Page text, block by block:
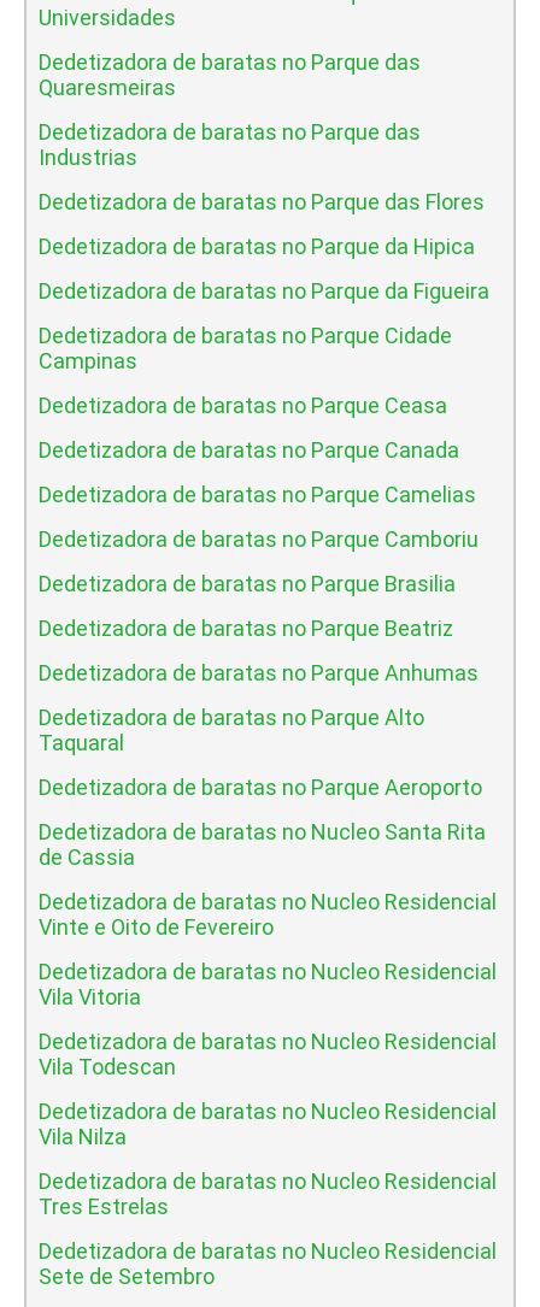
Universidades
Dedetizadora de baratas no Parque das
Quaresmeiras
Dedetizadora de baratas no Parque das
Industrias
Dedetizadora de baratas no Parque das Flores
Dedetizadora de baratas no Parque da Hipica
Dedetizadora de baratas no Parque da Figueira
Dedetizadora de baratas no Parque Cidade
Campinas
Dedetizadora de baratas no Parque Ceasa
Dedetizadora de baratas no Parque Canada
Dedetizadora de baratas no Parque Camelias
Dedetizadora de baratas no Parque Camboriu
Dedetizadora de baratas no Parque Brasilia
Dedetizadora de baratas no Parque Beatriz
Dedetizadora de baratas no Parque Anhumas
Dedetizadora de baratas no Parque Alto
Taquaral
Dedetizadora de baratas no Parque Aeroporto
Dedetizadora de baratas no Nucleo Santa Rita
de Cassia
Dedetizadora de baratas no Nucleo Residencial
Vinte e Oito de Fevereiro
Dedetizadora de baratas no Nucleo Residencial
Vila Vitoria
Dedetizadora de baratas no Nucleo Residencial
Vila Todescan
Dedetizadora de baratas no Nucleo Residencial
Vila Nilza
Dedetizadora de baratas no Nucleo Residencial
Tres Estrelas
Dedetizadora de baratas no Nucleo Residencial
Sete de Setembro